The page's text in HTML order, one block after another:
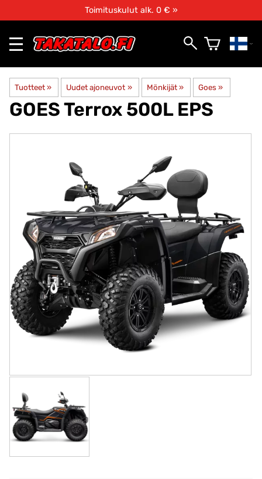
Toimituskulut alk. 0 € »
Tuotteet ‪» Uudet ajoneuvot ‪» Mönkijät ‪» Goes ‪»
GOESTerrox 500L EPS